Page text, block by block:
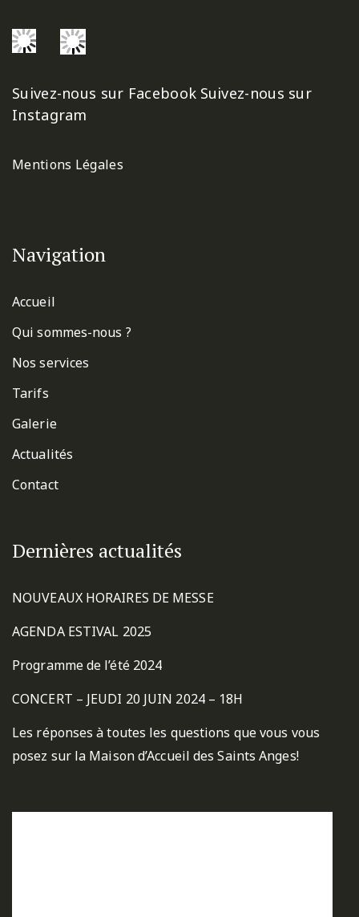
Suivez-nous sur Facebook Suivez-nous sur
Instagram
Mentions Légales
Navigation
Accueil
Qui sommes-nous ?
Nos services
Tarifs
Galerie
Actualités
Contact
Dernières actualités
NOUVEAUX HORAIRES DE MESSE
AGENDA ESTIVAL 2025
Programme de l’été 2024
CONCERT – JEUDI 20 JUIN 2024 – 18H
Les réponses à toutes les questions que vous vous
posez sur la Maison d’Accueil des Saints Anges!